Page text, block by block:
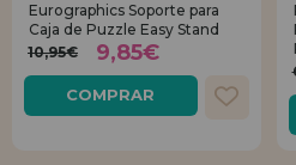
Eurographics Soporte para
Caja de Puzzle Easy Stand
10,95€
9,85€
COMPRAR